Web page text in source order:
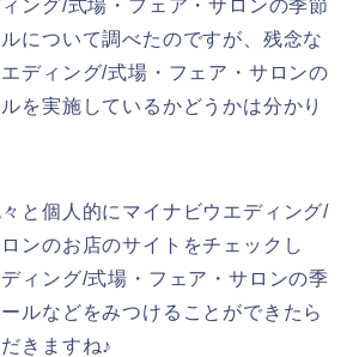
ング/式場・フェア・サロンの季節
について調べたのですが、残念な
ディング/式場・フェア・サロンの
を実施しているかどうかは分かり
と個人的にマイナビウエディング/
ンのお店のサイトをチェックし
ィング/式場・フェア・サロンの季
ルなどをみつけることができたら
きますね♪